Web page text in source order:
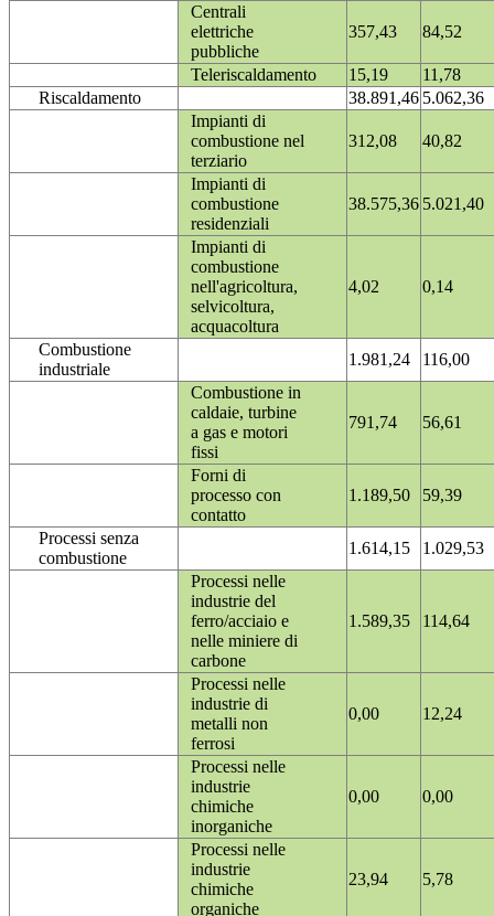
Centrali
elettriche
pubbliche
357,43 84,52
Teleriscaldamento 15,19
11,78
Riscaldamento
38.891,46 5.062,36
Impianti di
combustione nel
terziario
312,08 40,82
Impianti di
combustione
residenziali
38.575,36 5.021,40
Impianti di
combustione
nell'agricoltura,
selvicoltura,
acquacoltura
4,02 0,14
Combustione
industriale
1.981,24
116,00
Combustione in
caldaie, turbine
a gas e motori
fissi
791,74 56,61
Forni di
processo con
contatto
1.189,50 59,39
Processi senza
combustione
1.614,15
1.029,53
Processi nelle
industrie del
ferro/acciaio e
nelle miniere di
carbone
1.589,35 114,64
Processi nelle
industrie di
metalli non
ferrosi
0,00 12,24
Processi nelle
industrie
chimiche
inorganiche
0,00 0,00
Processi nelle
industrie
chimiche
organiche
23,94 5,78